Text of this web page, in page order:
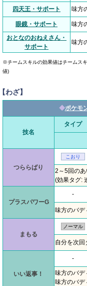
四天王・サポート 味方
眼鏡・サポート
味方
おとなのおねえさん・
サポート
味方
※チームスキルの効果値はチームス
値)
わざ】
◆ポケモ
技名
タイプ
つららばり
こおり
2～5回の
(効果タグ:
プラスパワーG
-
味方のバデ
まもる
ノーマル
自分を次回
いい返事！
-
味方のバデ
味方のバデ